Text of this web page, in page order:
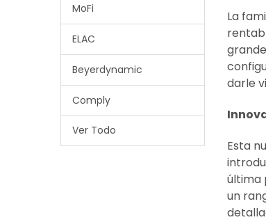
MoFi
ELAC
Beyerdynamic
Comply
Ver Todo
La
darle
Esta
última
un